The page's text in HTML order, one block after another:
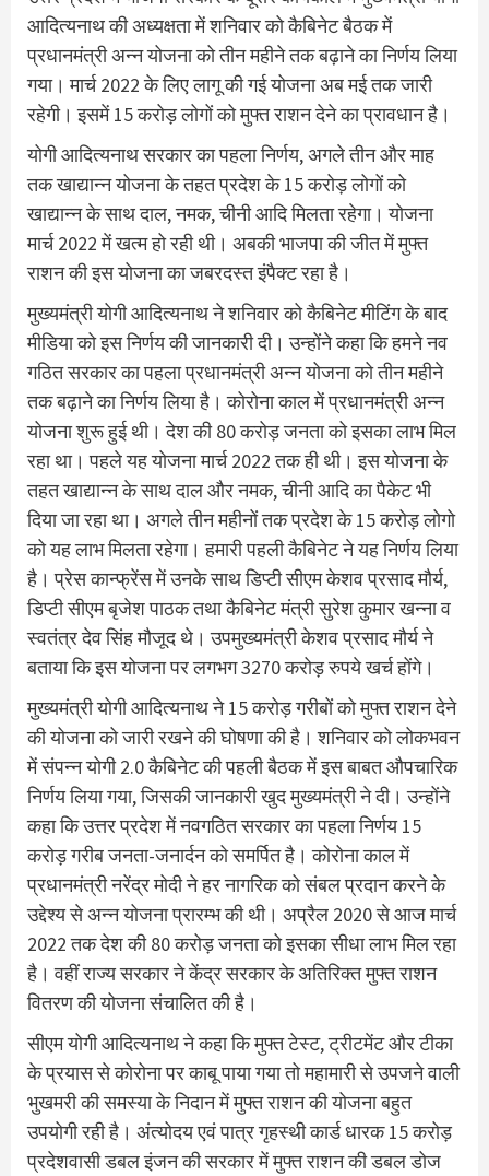
आदित्यनाथ की अध्यक्षता में शनिवार को कैबिनेट बैठक में
प्रधानमंत्री अन्न योजना को तीन महीने तक बढ़ाने का निर्णय लिया
गया। मार्च 2022 के लिए लागू की गई योजना अब मई तक जारी
रहेगी। इसमें 15 करोड़ लोगों को मुफ्त राशन देने का प्रावधान है।
योगी आदित्यनाथ सरकार का पहला निर्णय, अगले तीन और माह
तक खाद्यान्न योजना के तहत प्रदेश के 15 करोड़ लोगों को
खाद्यान्न के साथ दाल, नमक, चीनी आदि मिलता रहेगा। योजना
मार्च 2022 में खत्म हो रही थी। अबकी भाजपा की जीत में मुफ्त
राशन की इस योजना का जबरदस्त इंपैक्ट रहा है।
मुख्यमंत्री योगी आदित्यनाथ ने शनिवार को कैबिनेट मीटिंग के बाद
मीडिया को इस निर्णय की जानकारी दी। उन्होंने कहा कि हमने नव
गठित सरकार का पहला प्रधानमंत्री अन्न योजना को तीन महीने
तक बढ़ाने का निर्णय लिया है। कोरोना काल में प्रधानमंत्री अन्न
योजना शुरू हुई थी। देश की 80 करोड़ जनता को इसका लाभ मिल
रहा था। पहले यह योजना मार्च 2022 तक ही थी। इस योजना के
तहत खाद्यान्न के साथ दाल और नमक, चीनी आदि का पैकेट भी
दिया जा रहा था। अगले तीन महीनों तक प्रदेश के 15 करोड़ लोगो
को यह लाभ मिलता रहेगा। हमारी पहली कैबिनेट ने यह निर्णय लिया
है। प्रेस कान्फ्रेंस में उनके साथ डिप्टी सीएम केशव प्रसाद मौर्य,
डिप्टी सीएम बृजेश पाठक तथा कैबिनेट मंत्री सुरेश कुमार खन्ना व
स्वतंत्र देव सिंह मौजूद थे। उपमुख्यमंत्री केशव प्रसाद मौर्य ने
बताया कि इस योजना पर लगभग 3270 करोड़ रुपये खर्च होंगे।
मुख्यमंत्री योगी आदित्यनाथ ने 15 करोड़ गरीबों को मुफ्त राशन देने
की योजना को जारी रखने की घोषणा की है। शनिवार को लोकभवन
में संपन्न योगी 2.0 कैबिनेट की पहली बैठक में इस बाबत औपचारिक
निर्णय लिया गया, जिसकी जानकारी खुद मुख्यमंत्री ने दी। उन्होंने
कहा कि उत्तर प्रदेश में नवगठित सरकार का पहला निर्णय 15
करोड़ गरीब जनता-जनार्दन को समर्पित है। कोरोना काल में
प्रधानमंत्री नरेंद्र मोदी ने हर नागरिक को संबल प्रदान करने के
उद्देश्य से अन्न योजना प्रारम्भ की थी। अप्रैल 2020 से आज मार्च
2022 तक देश की 80 करोड़ जनता को इसका सीधा लाभ मिल रहा
है। वहीं राज्य सरकार ने केंद्र सरकार के अतिरिक्त मुफ्त राशन
वितरण की योजना संचालित की है।
सीएम योगी आदित्यनाथ ने कहा कि मुफ्त टेस्ट, ट्रीटमेंट और टीका
के प्रयास से कोरोना पर काबू पाया गया तो महामारी से उपजने वाली
भुखमरी की समस्या के निदान में मुफ्त राशन की योजना बहुत
उपयोगी रही है। अंत्योदय एवं पात्र गृहस्थी कार्ड धारक 15 करोड़
प्रदेशवासी डबल इंजन की सरकार में मुफ्त राशन की डबल डोज